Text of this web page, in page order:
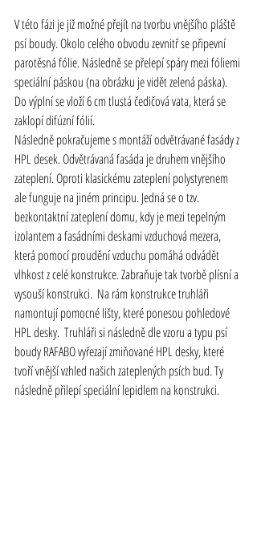
V této fázi je již možné přejít na tvorbu vnějšího pláště
psí boudy. Okolo celého obvodu zevnitř se připevní
parotěsná fólie. Následně se přelepí spáry mezi fóliemi
speciální páskou (na obrázku je vidět zelená páska).
Do výplní se vloží 6 cm tlustá čedičová vata, která se
zaklopí difúzní fólií.
Následně pokračujeme s montáží odvětrávané fasády z
HPL desek. Odvětrávaná fasáda je druhem vnějšího
zateplení. Oproti klasickému zateplení polystyrenem
ale funguje na jiném principu. Jedná se o tzv.
bezkontaktní zateplení domu, kdy je mezi tepelným
izolantem a fasádními deskami vzduchová mezera,
která pomocí proudění vzduchu pomáhá odvádět
vlhkost z celé konstrukce. Zabraňuje tak tvorbě plísní a
vysouší konstrukci.  Na rám konstrukce truhláři
namontují pomocné lišty, které ponesou pohledové
HPL desky.  Truhláři si následně dle vzoru a typu psí
boudy RAFABO vyřezají zmiňované HPL desky, které
tvoří vnější vzhled našich zateplených psích bud. Ty
následně přilepí speciální lepidlem na konstrukci.